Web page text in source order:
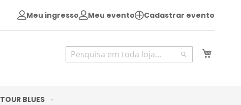
Meu ingresso Meu evento Cadastrar evento
Pesquisa
Pesquisa
TOUR BLUES